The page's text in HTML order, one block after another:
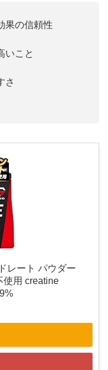
果の信頼性
いこと
さ
レート パウダー
使用 creatine